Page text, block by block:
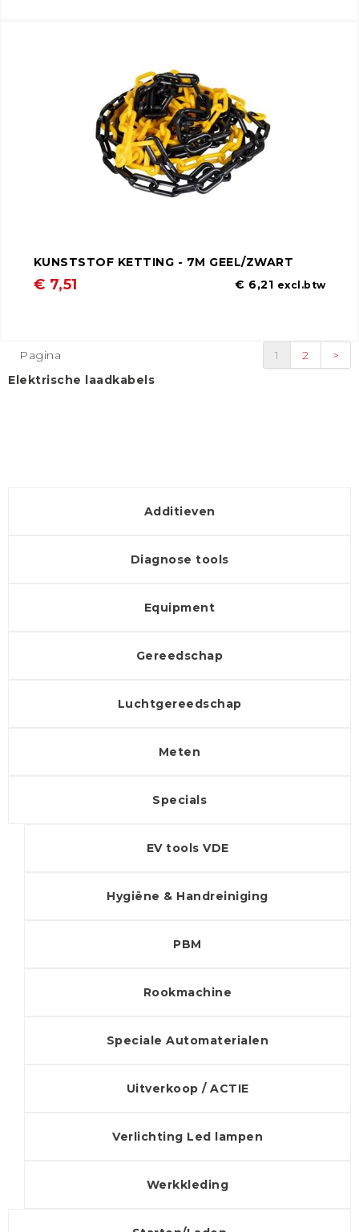
KUNSTSTOF KETTING - 7M GEEL/ZWART
€ 7,51 € 6,21 excl.btw
1 2 >
Pagina
Elektrische laadkabels
Additieven
Diagnose tools
Equipment
Gereedschap
Luchtgereedschap
Meten
Specials
EV tools VDE
Hygiëne & Handreiniging
PBM
Rookmachine
Speciale Automaterialen
Uitverkoop / ACTIE
Verlichting Led lampen
Werkkleding